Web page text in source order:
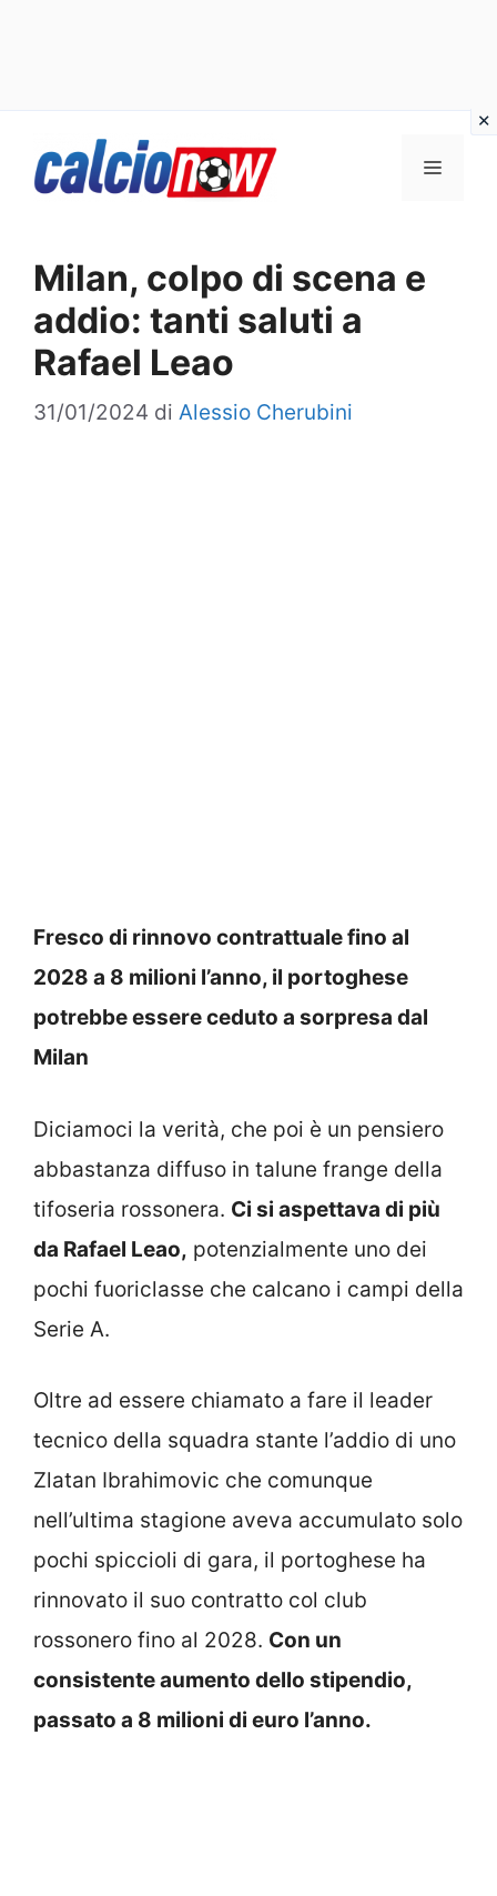
Menu
Milan, colpo di scena e
addio: tanti saluti a
Rafael Leao
31/01/2024 di Alessio Cherubini
Fresco di rinnovo contrattuale fino al
2028 a 8 milioni l’anno, il portoghese
potrebbe essere ceduto a sorpresa dal
Milan
Diciamoci la verità, che poi è un pensiero
abbastanza diffuso in talune frange della
tifoseria rossonera. Ci si aspettava di più
da Rafael Leao, potenzialmente uno dei
pochi fuoriclasse che calcano i campi della
Serie A.
Oltre ad essere chiamato a fare il leader
tecnico della squadra stante l’addio di uno
Zlatan Ibrahimovic che comunque
nell’ultima stagione aveva accumulato solo
pochi spiccioli di gara, il portoghese ha
rinnovato il suo contratto col club
rossonero fino al 2028. Con un
consistente aumento dello stipendio,
passato a 8 milioni di euro l’anno.